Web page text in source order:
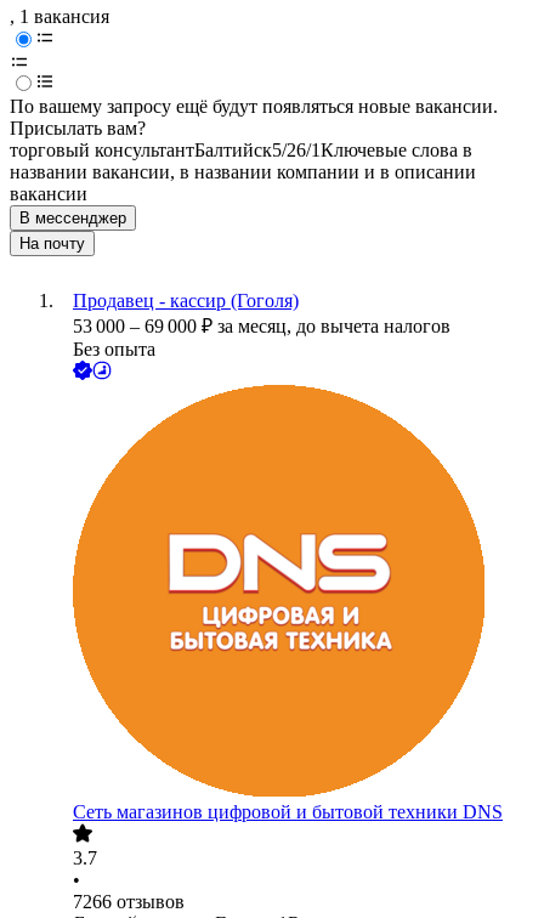
, 1 вакансия
По вашему запросу ещё будут появляться новые вакансии.
Присылать вам?
торговый консультантБалтийск5/26/1Ключевые слова в
названии вакансии, в названии компании и в описании
вакансии
В мессенджер
На почту
Продавец - кассир (Гоголя)
53 000 – 69 000 ₽ за месяц, до вычета налогов
Без опыта
Сеть магазинов цифровой и бытовой техники DNS
3.7
•
7266 отзывов